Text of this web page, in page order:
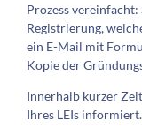
Prozess
Registrierung,
ein E-Mail mit
Kopie der
Innerhalb kurzer
Ihres LEIs informiert.